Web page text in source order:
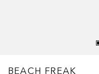
BEACH FREAK